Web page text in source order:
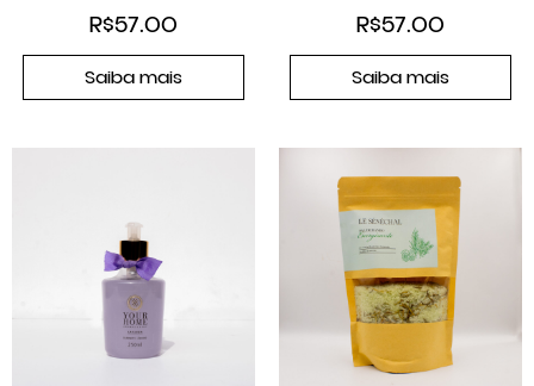
R$57.00
Saiba mais
R$57.00
Saiba mais